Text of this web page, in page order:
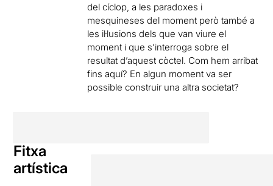
del cíclop, a les paradoxes i
mesquineses del moment però també a
les il·lusions dels que van viure el
moment i que s’interroga sobre el
resultat d’aquest còctel. Com hem arribat
fins aquí? En algun moment va ser
possible construir una altra societat?
Fitxa
artística